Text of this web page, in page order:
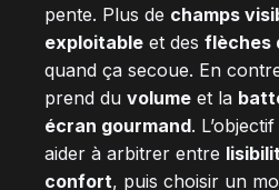
pente. Plus de champs
exploitable et des flèches
quand ça secoue. En
prend du volume et la
écran gourmand.
aider à arbitrer entre
confort, puis choisir un